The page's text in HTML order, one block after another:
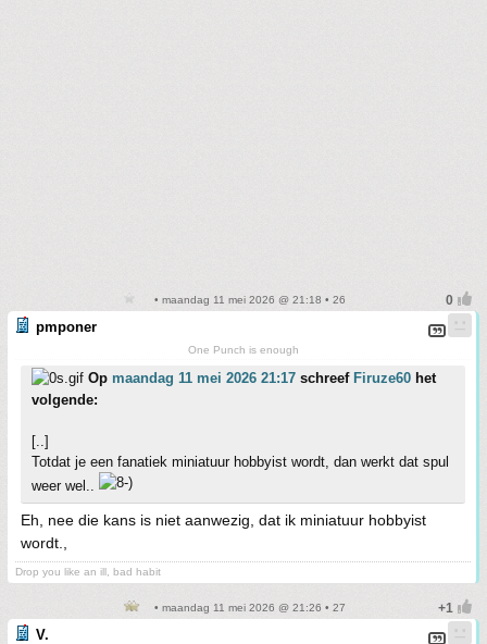
• maandag 11 mei 2026 @ 21:18 • 26
pmponer
One Punch is enough
Op maandag 11 mei 2026 21:17 schreef Firuze60 het
volgende:
[..]
Totdat je een fanatiek miniatuur hobbyist wordt, dan werkt dat spul
weer wel..
Eh, nee die kans is niet aanwezig, dat ik miniatuur hobbyist
wordt.,
Drop you like an ill, bad habit
• maandag 11 mei 2026 @ 21:26 • 27
V.